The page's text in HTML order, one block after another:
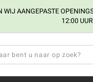
AANGEPASTE
12:00